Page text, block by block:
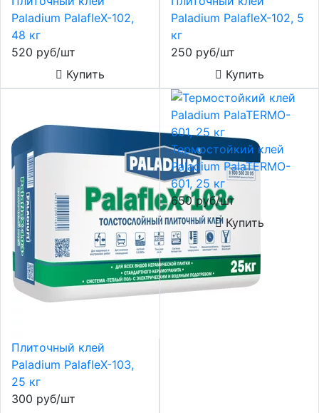
Paladium PalafleХ-102,
48 кг
520 руб/шт
Купить
Paladium PalafleХ-102, 5
кг
250 руб/шт
Купить
Плиточный клей
Paladium PalafleХ-103,
25 кг
300 руб/шт
Термостойкий клей
Paladium PalaTERMO-
601, 25 кг
650 руб/шт
Купить